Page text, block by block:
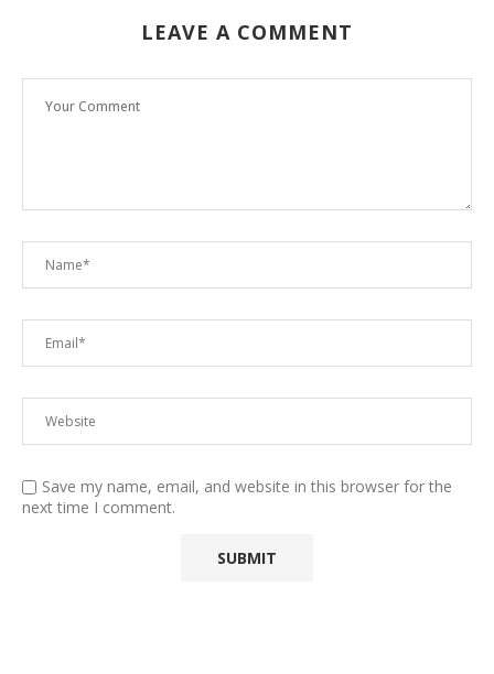
LEAVE A COMMENT
Save my name, email, and website in this browser for the
next time I comment.